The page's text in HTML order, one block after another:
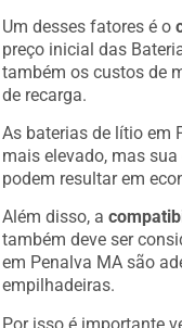
Um desses fatores é o
preço inicial das
também os custos de
de recarga.
As baterias de lítio em
mais elevado, mas
podem resultar em
Além disso, a
também deve ser
em Penalva MA são
empilhadeiras.